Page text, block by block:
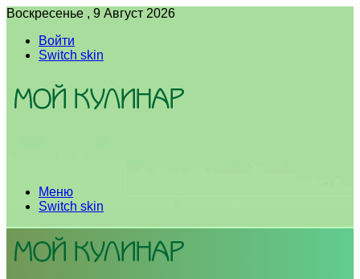
Воскресенье , 9 Август 2026
Войти
Switch skin
Меню
Switch skin